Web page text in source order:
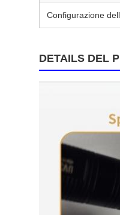
Configurazione
DETAILS DEL